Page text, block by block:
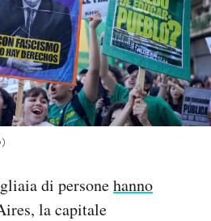
di personehanno
la capitale